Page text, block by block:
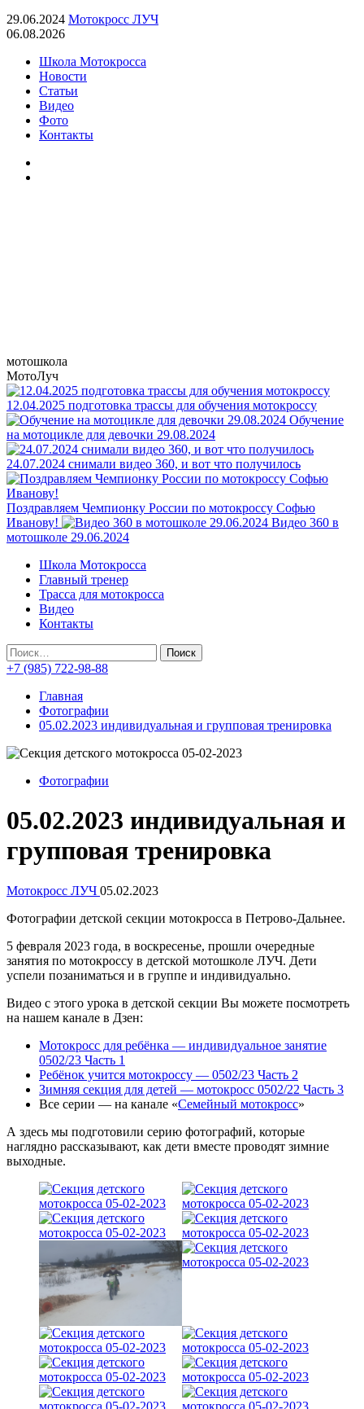
29.06.2024 Мотокросс ЛУЧ
06.08.2026
Школа Мотокросса
Новости
Статьи
Видео
Фото
Контакты
мотошкола
МотоЛуч
12.04.2025 подготовка трассы для обучения мотокроссу
Обучение
на мотоцикле для девочки 29.08.2024
24.07.2024 снимали видео 360, и вот что получилось
Поздравляем Чемпионку России по мотокроссу Софью
Иванову!
Видео 360 в
мотошколе 29.06.2024
Основное
меню
Школа Мотокросса
Главный тренер
Трасса для мотокросса
Видео
Контакты
Найти:
+7 (985) 722-98-88
Главная
Фотографии
05.02.2023 индивидуальная и групповая тренировка
Фотографии
05.02.2023 индивидуальная и
групповая тренировка
Мотокросс ЛУЧ 05.02.2023
Фотографии детской секции мотокросса в Петрово-Дальнее.
5 февраля 2023 года, в воскресенье, прошли очередные
занятия по мотокроссу в детской мотошколе ЛУЧ. Дети
успели позаниматься и в группе и индивидуально.
Видео с этого урока в детской секции Вы можете посмотреть
на нашем канале в Дзен:
Мотокросс для ребёнка — индивидуальное занятие
0502/23 Часть 1
Ребёнок учится мотокроссу — 0502/23 Часть 2
Зимняя секция для детей — мотокросс 0502/22 Часть 3
Все серии — на канале «Семейный мотокросс»
А здесь мы подготовили серию фотографий, которые
наглядно рассказывают, как дети вместе проводят зимние
выходные.